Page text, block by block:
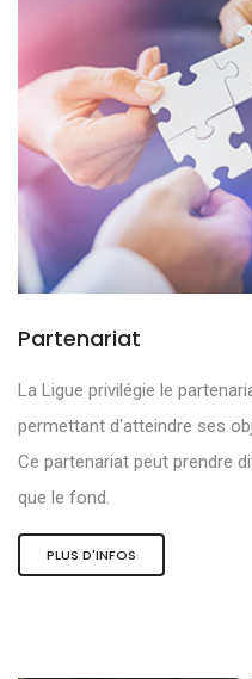
Partenariat
La Ligue privilégie le
permettant d'atteindre ses
Ce partenariat peut prendre
que le fond.
PLUS D'INFOS